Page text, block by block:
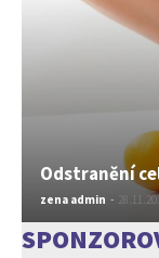
Odstranění
zena admin -